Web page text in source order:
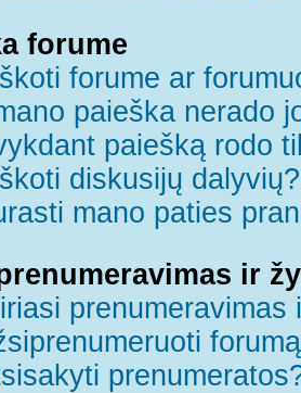
forume
forume ar
paieška nerado
paiešką rodo
diskusijų dalyvių?
mano paties
ir
prenumeravimas